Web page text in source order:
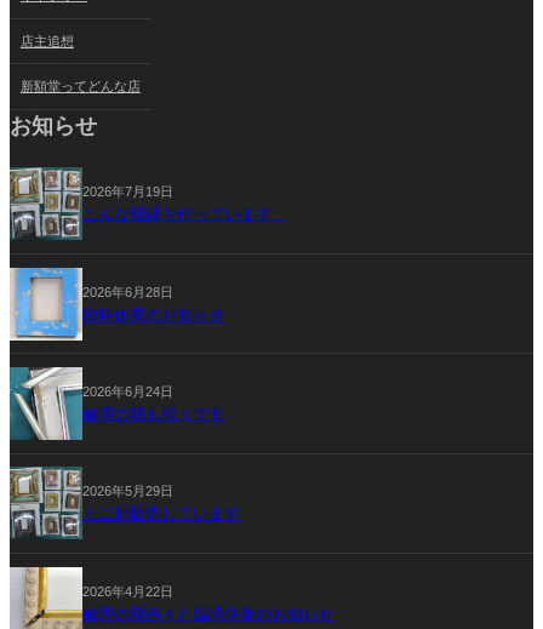
店主追想
新額堂ってどんな店
お知らせ
2026年7月19日
こんな額縁も作っています。
2026年6月28日
臨時休業のお知らせ
2026年6月24日
修理の額も様々です
2026年5月29日
ミニ額販売しています
2026年4月22日
修理の額色々と臨時休業のお知らせ